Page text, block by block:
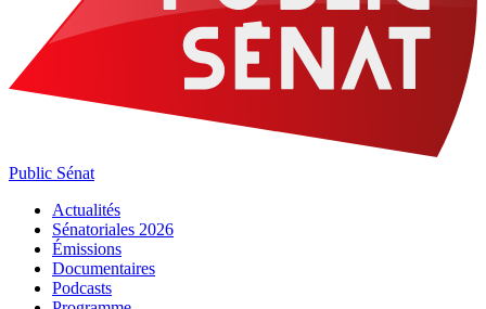
Public Sénat
Actualités
Sénatoriales 2026
Émissions
Documentaires
Podcasts